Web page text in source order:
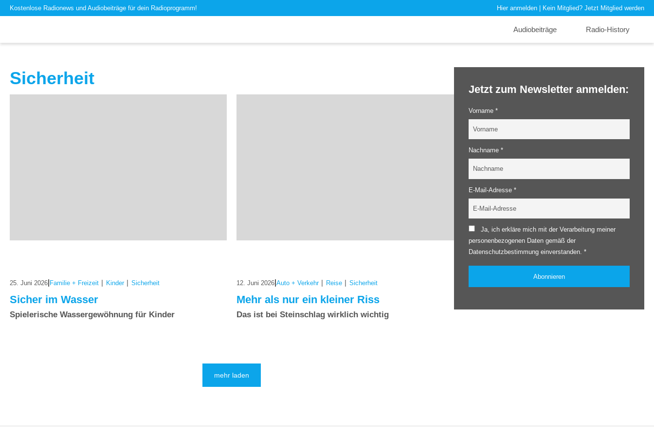
Kostenlose Radionews und Audiobeiträge für dein Radioprogramm! Hier anmelden | Kein Mitglied? Jetzt Mitglied werden
Audiobeiträge Radio-History
Sicherheit
25. Juni 2026 Familie + Freizeit | Kinder | Sicherheit
Sicher im Wasser
Spielerische Wassergewöhnung für Kinder
12. Juni 2026 |Auto + Verkehr | Reise | Sicherheit
Mehr als nur ein kleiner Riss
Das ist bei Steinschlag wirklich wichtig
mehr laden
Jetzt zum Newsletter anmelden:
Vorname *
Nachname *
E-Mail-Adresse *
Ja, ich erkläre mich mit der Verarbeitung meiner
personenbezogenen Daten gemäß der
Datenschutzbestimmung einverstanden. *